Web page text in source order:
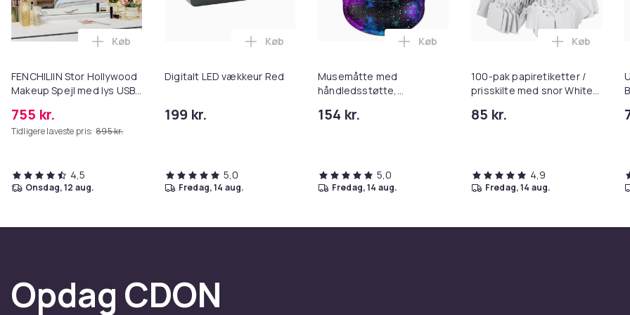
Vægt, gram
400
Varenr.
74570369-1e88-46af-a032-e2626682c8b3
FENCHILIIN Stor Hollywood
Makeup Spejl med lys USB
80 x 58 cm
755 kr.
Tidligere laveste pris: 895 kr.
Læg FENCHILIIN Stor Hollywood Makeup Spejl med lys USB bordplade vægbeslag hvid 80 x 58 cm i
Køb
4,5
onsdag, 12 aug.
Digitalt LED vækkeur Red
199 kr.
Læg Digitalt LED vækkeur Red i kurven
Køb
5,0
fredag, 14 aug.
Musemåtte med
håndledsstøtte,
musehåndledsstøtte
154 kr.
Læg Musemåtte med håndledsstøtte,
Køb
5,0
fredag, 14 aug.
100-pak papiretiketter /
prisskilte med snor White
85 kr.
Læg 100-
Køb
4,9
fredag, 14 aug.
Opdag CDON